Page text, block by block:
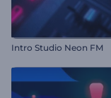
Intro Studio Neon FM